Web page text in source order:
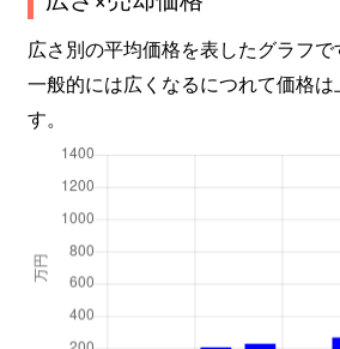
広さ別の平均価格を表したグラフで
一般的には広くなるにつれて価格は
す。